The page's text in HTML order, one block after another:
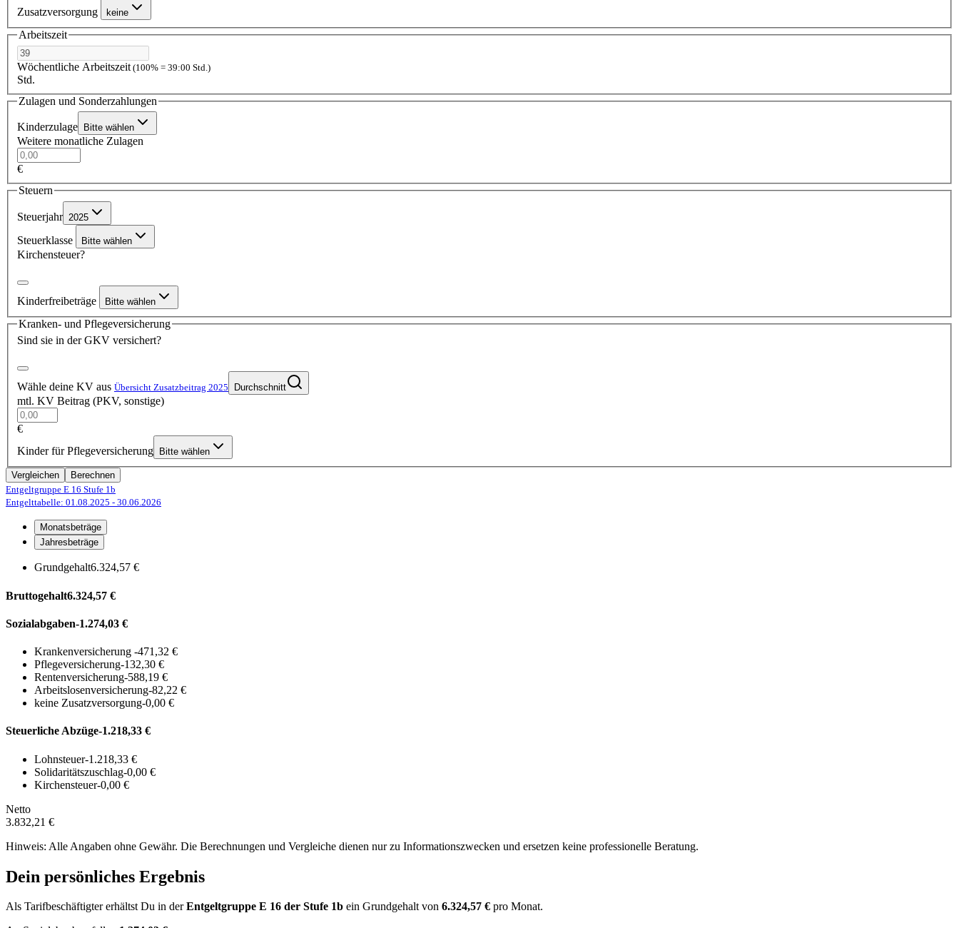
Zusatzversorgung keine
Arbeitszeit
Wöchentliche Arbeitszeit (100% = 39:00 Std.)
Std.
Zulagen und Sonderzahlungen
Kinderzulage Bitte wählen
Weitere monatliche Zulagen
€
Steuern
Steuerjahr 2025
Steuerklasse Bitte wählen
Kirchensteuer?
Kinderfreibeträge Bitte wählen
Kranken- und Pflegeversicherung
Sind sie in der GKV versichert?
Wähle deine KV aus Übersicht Zusatzbeitrag 2025 Durchschnitt
mtl. KV Beitrag (PKV, sonstige)
€
Kinder für Pflegeversicherung
Bitte wählen
Vergleichen
Berechnen
Entgeltgruppe E 16 Stufe 1b
Entgelttabelle: 01.08.2025 - 30.06.2026
Monatsbeträge
Jahresbeträge
Grundgehalt6.324,57 €
Bruttogehalt6.324,57 €
Sozialabgaben-1.274,03 €
Krankenversicherung -471,32 €
Pflegeversicherung-132,30 €
Rentenversicherung-588,19 €
Arbeitslosenversicherung-82,22 €
keine Zusatzversorgung-0,00 €
Steuerliche Abzüge-1.218,33 €
Lohnsteuer-1.218,33 €
Solidaritätszuschlag-0,00 €
Kirchensteuer-0,00 €
Netto
3.832,21 €
Hinweis: Alle Angaben ohne Gewähr. Die Berechnungen und Vergleiche dienen nur zu Informationszwecken und ersetzen keine professionelle Beratung.
Dein persönliches Ergebnis
Als Tarifbeschäftigter erhältst Du in derEntgeltgruppe E 16 der Stufe 1b ein Grundgehalt von 6.324,57 € pro Monat.